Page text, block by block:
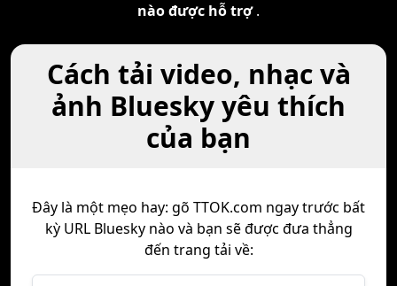
nào được hỗ trợ.
Cách tải video, nhạc và
ảnh Bluesky yêu thích
của bạn
Đây là một mẹo hay: gõ TTOK.com ngay trước bất
kỳ URL Bluesky nào và bạn sẽ được đưa thẳng
đến trang tải về: